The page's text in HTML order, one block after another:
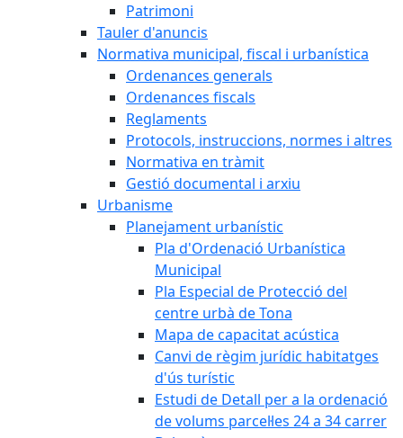
Patrimoni
Tauler d'anuncis
Normativa municipal, fiscal i urbanística
Ordenances generals
Ordenances fiscals
Reglaments
Protocols, instruccions, normes i altres
Normativa en tràmit
Gestió documental i arxiu
Urbanisme
Planejament urbanístic
Pla d'Ordenació Urbanística
Municipal
Pla Especial de Protecció del
centre urbà de Tona
Mapa de capacitat acústica
Canvi de règim jurídic habitatges
d'ús turístic
Estudi de Detall per a la ordenació
de volums parcel·les 24 a 34 carrer